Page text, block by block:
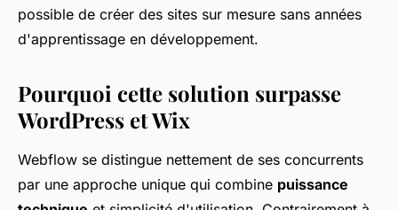
possible de créer des sites sur mesure sans années
d'apprentissage en développement.
Pourquoi cette solution surpasse
WordPress et Wix
Webflow se distingue nettement de ses concurrents
par une approche unique qui combine puissance